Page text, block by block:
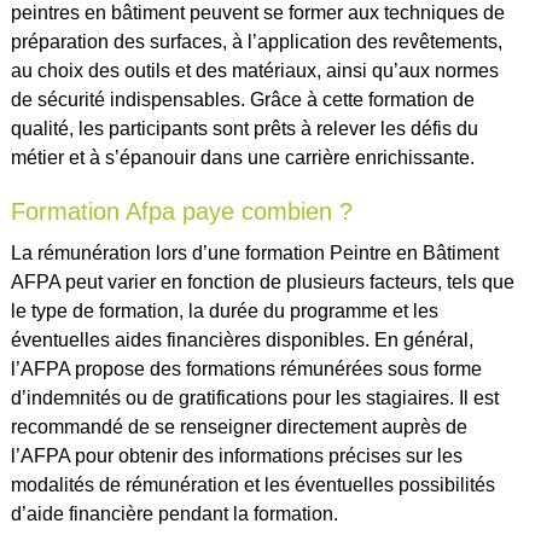
peintres en bâtiment peuvent se former aux techniques de
préparation des surfaces, à l’application des revêtements,
au choix des outils et des matériaux, ainsi qu’aux normes
de sécurité indispensables. Grâce à cette formation de
qualité, les participants sont prêts à relever les défis du
métier et à s’épanouir dans une carrière enrichissante.
Formation Afpa paye combien ?
La rémunération lors d’une formation Peintre en Bâtiment
AFPA peut varier en fonction de plusieurs facteurs, tels que
le type de formation, la durée du programme et les
éventuelles aides financières disponibles. En général,
l’AFPA propose des formations rémunérées sous forme
d’indemnités ou de gratifications pour les stagiaires. Il est
recommandé de se renseigner directement auprès de
l’AFPA pour obtenir des informations précises sur les
modalités de rémunération et les éventuelles possibilités
d’aide financière pendant la formation.